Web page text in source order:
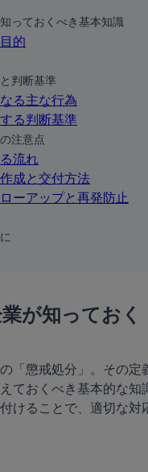
っておくべき基本知識
的
判断基準
る主な行為
る判断基準
注意点
流れ
成と交付方法
ーアップと再発防止
が知っておく
「懲戒処分」。その定
ておくべき基本的な知
けることで、適切な対